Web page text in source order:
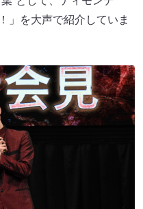
」を大声で紹介していま